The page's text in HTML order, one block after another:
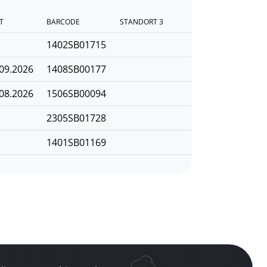
BARCODE STANDORT 3
1402SB01715
1408SB00177
1506SB00094
2305SB01728
1401SB01169